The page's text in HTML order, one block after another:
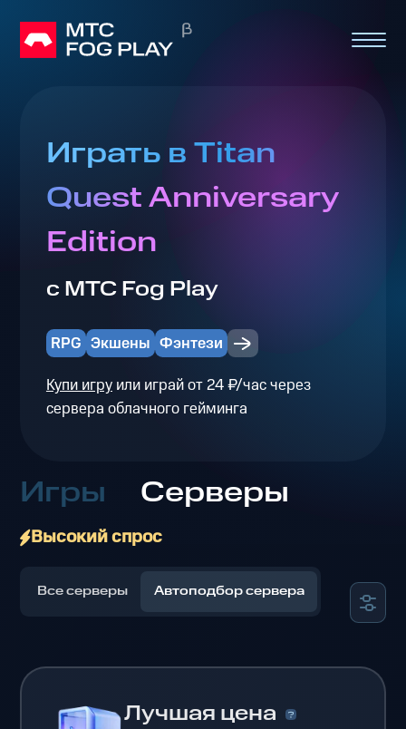
Играть в Titan
Quest Anniversary
Edition
с МТС Fog Play
RPG Экшены Фэнтези
Купи игруили играй от 24 ₽/час через
сервера облачного гейминга
Игры Серверы
Высокий спрос
Все серверы Автоподбор сервера
Лучшая цена